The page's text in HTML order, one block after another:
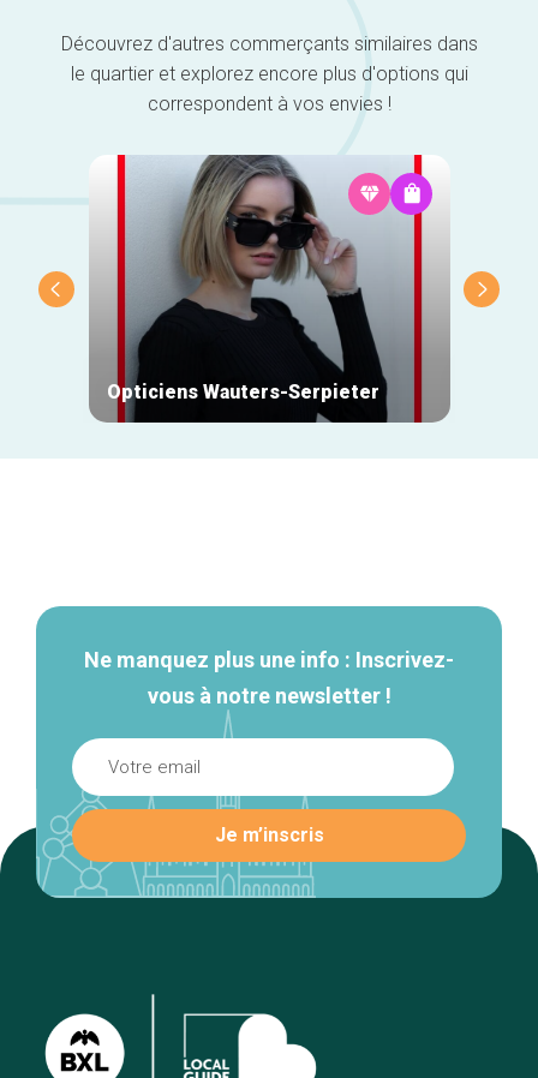
Découvrez d'autres commerçants similaires dans
le quartier et explorez encore plus d'options qui
correspondent à vos envies !
Opticiens Wauters-Serpieter
Ne manquez plus une info : Inscrivez-
vous à notre newsletter !